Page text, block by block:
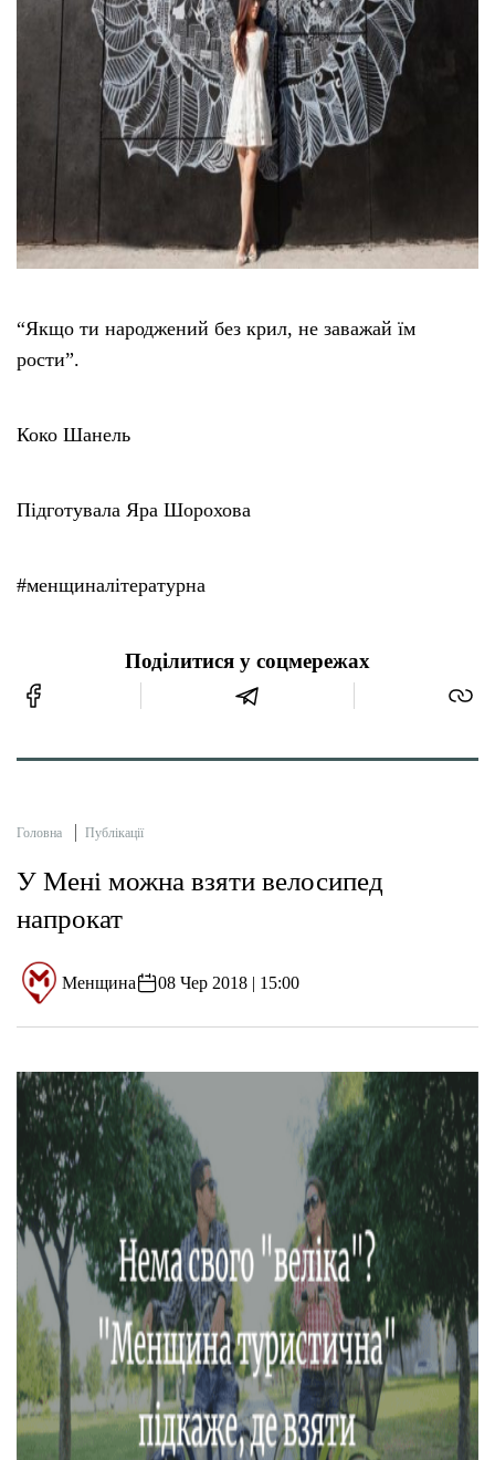
“Якщо ти народжений без крил, не заважай їм
рости”.
Коко Шанель
Підготувала Яра Шорохова
#менщиналітературна
Поділитися у соцмережах
Головна Публікації
У Мені можна взяти велосипед
напрокат
Менщина 08 Чер 2018 | 15:00